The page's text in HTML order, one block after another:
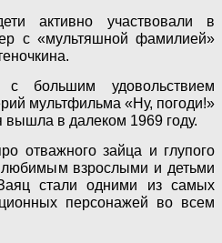
активно участвовали в
с «мультяшной фамилией»
большим удовольствием
мультфильма «Ну, погоди!»
вышла в далеком 1969 году.
отважного зайца и глупого
любимым взрослыми и детьми
стали одними из самых
персонажей во всем